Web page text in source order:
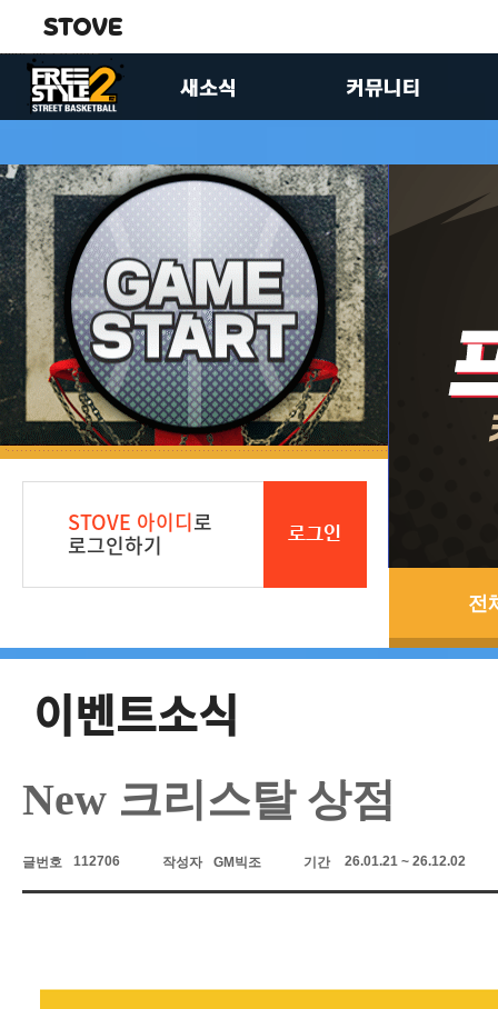
업데이트
이벤트
FS2스토리
패치노트
유저공략실
이미지게시판
제안합니다
팬아트게시판
크루 홍보 게시판
STOVE 아이디로
로그인하기 로그인
전
이벤트소식
New 크리스탈 상점
글번호 112706 작성자 GM빅조 기간 26.01.21 ~ 26.12.02